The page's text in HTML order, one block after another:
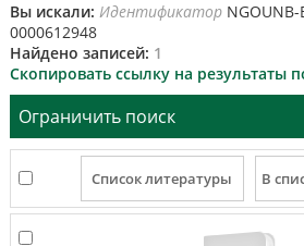
Вы искали: ИдентификаторNGOUNB-
0000612948
Найдено записей: 1
Скопировать ссылку на результаты
Ограничить поиск